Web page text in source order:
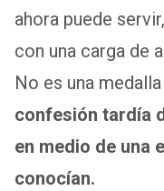
ahora puede
con una carga de
No es una
confesión tardía
en medio de una
conocían.